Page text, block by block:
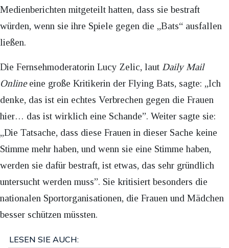
Medienberichten mitgeteilt hatten, dass sie bestraft
würden, wenn sie ihre Spiele gegen die „Bats“ ausfallen
ließen.
Die Fernsehmoderatorin Lucy Zelic, laut Daily Mail
Onlineeine große Kritikerin der Flying Bats, sagte: „Ich
denke, das ist ein echtes Verbrechen gegen die Frauen
hier… das ist wirklich eine Schande”. Weiter sagte sie:
„Die Tatsache, dass diese Frauen in dieser Sache keine
Stimme mehr haben, und wenn sie eine Stimme haben,
werden sie dafür bestraft, ist etwas, das sehr gründlich
untersucht werden muss”. Sie kritisiert besonders die
nationalen Sportorganisationen, die Frauen und Mädchen
besser schützen müssten.
LESEN SIE AUCH: